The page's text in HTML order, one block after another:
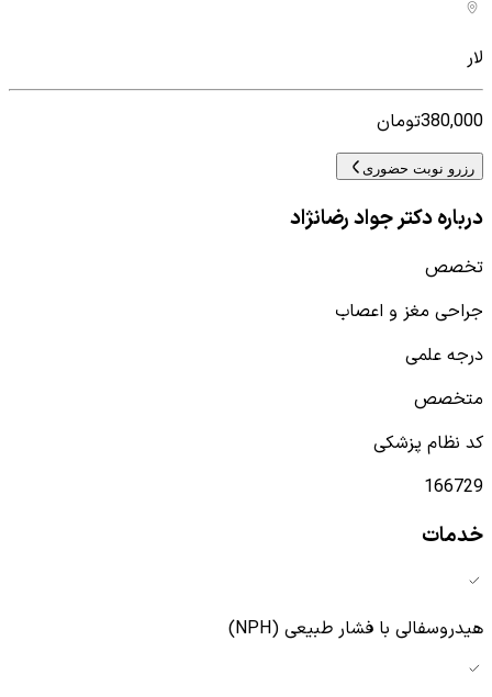
لار
380,000تومان
رزرو نوبت حضوری
درباره دکتر جواد رضانژاد
تخصص
جراحی مغز و اعصاب
درجه علمی
متخصص
کد نظام پزشکی
166729
خدمات
هیدروسفالی با فشار طبیعی (NPH)